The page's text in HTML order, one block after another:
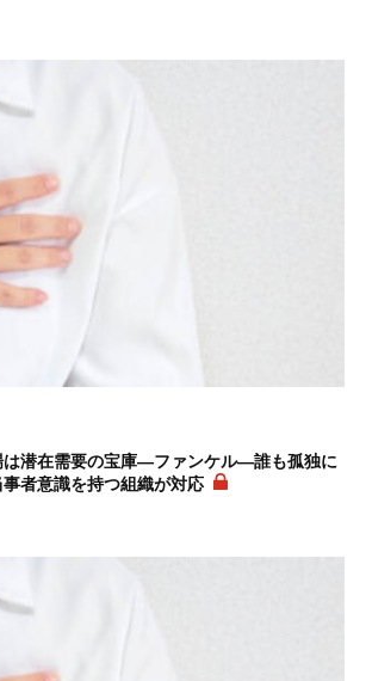
は潜在需要の宝庫―ファンケル―誰も孤独に
者意識を持つ組織が対応